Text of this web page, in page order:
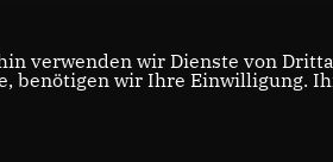
verwenden wir Dienste von
benötigen wir Ihre Einwilligung.